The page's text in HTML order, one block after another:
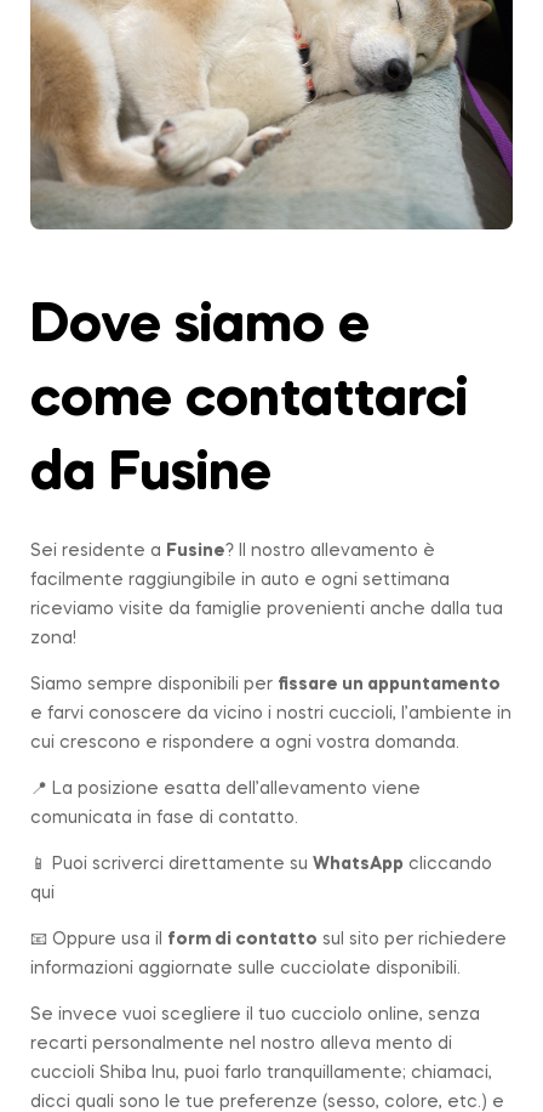
Dove siamo e
come contattarci
da Fusine
Sei residente a Fusine? Il nostro allevamento è
facilmente raggiungibile in auto e ogni settimana
riceviamo visite da famiglie provenienti anche dalla tua
zona!
Siamo sempre disponibili per fissare un appuntamento
e farvi conoscere da vicino i nostri cuccioli, l’ambiente in
cui crescono e rispondere a ogni vostra domanda.
📍 La posizione esatta dell’allevamento viene
comunicata in fase di contatto.
📱 Puoi scriverci direttamente su WhatsApp cliccando
qui
📧 Oppure usa il form di contatto sul sito per richiedere
informazioni aggiornate sulle cucciolate disponibili.
Se invece vuoi scegliere il tuo cucciolo online, senza
recarti personalmente nel nostro alleva mento di
cuccioli Shiba Inu, puoi farlo tranquillamente; chiamaci,
dicci quali sono le tue preferenze (sesso, colore, etc.) e